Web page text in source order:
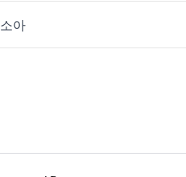
소아